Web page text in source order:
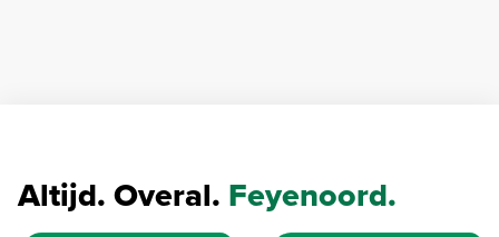
Altijd. Overal. Feyenoord.